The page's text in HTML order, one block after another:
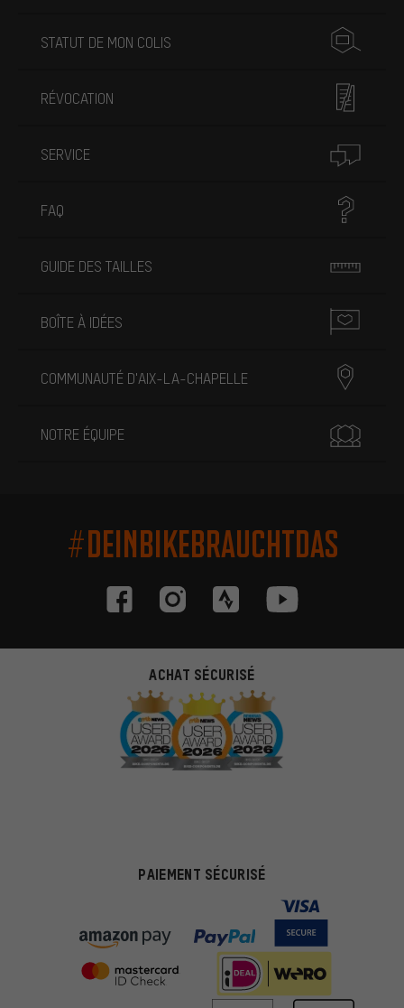
STATUT DE MON COLIS
RÉVOCATION
SERVICE
FAQ
GUIDE DES TAILLES
BOÎTE À IDÉES
COMMUNAUTÉ D'AIX-LA-CHAPELLE
NOTRE ÉQUIPE
#DEINBIKEBRAUCHTDAS
ACHAT SÉCURISÉ
PAIEMENT SÉCURISÉ